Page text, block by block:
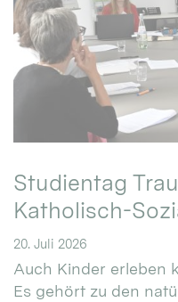
Studientag
Katholisch-
20. Juli 2026
Auch Kinder erleben
Es gehört zu den